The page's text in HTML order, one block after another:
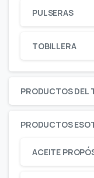
PULSERAS
TOBILLERA
PRODUCTOS DEL
PRODUCTOS
ACEITE